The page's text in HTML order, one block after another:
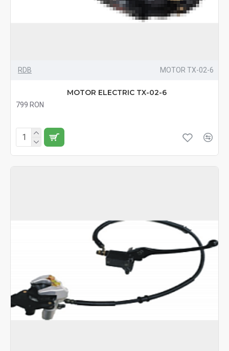
RDB MOTOR TX-02-6
MOTOR ELECTRIC TX-02-6
799 RON